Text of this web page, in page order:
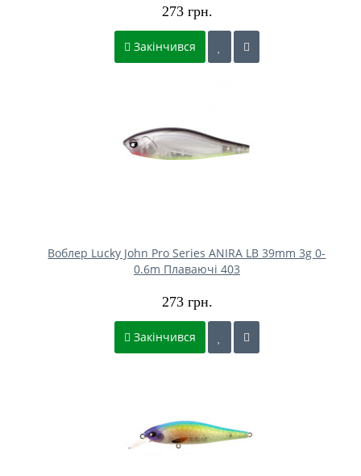
273 грн.
Закінчився
Воблер Lucky John Pro Series ANIRA LB 39mm 3g 0-
0.6m Плаваючі 403
273 грн.
Закінчився